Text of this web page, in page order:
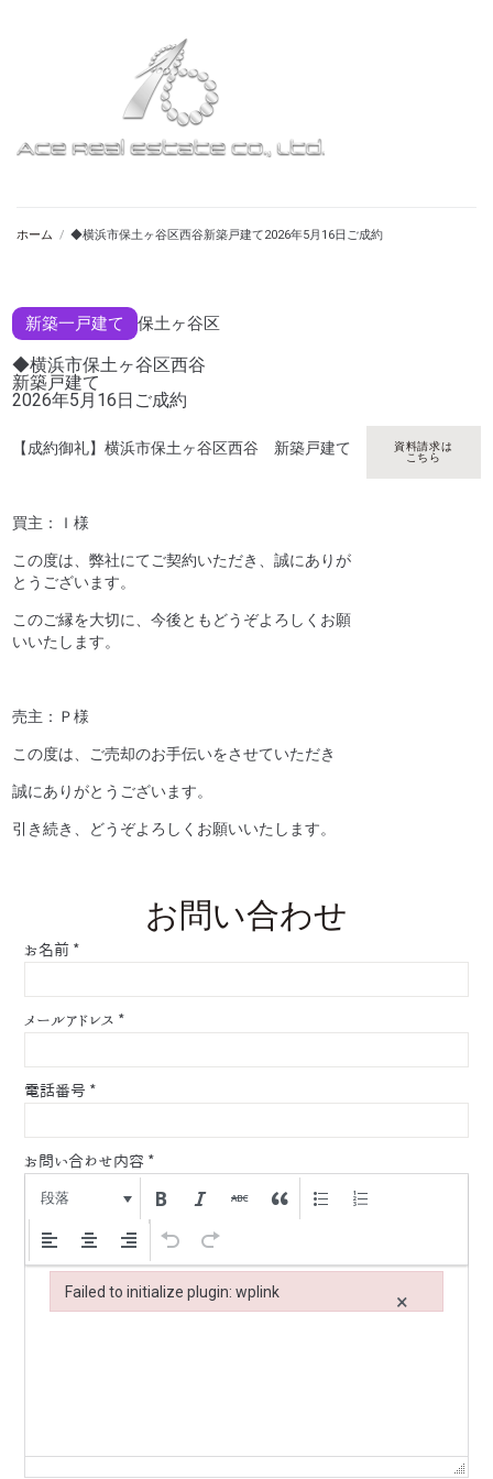
ホーム / ◆横浜市保土ヶ谷区西谷新築戸建て2026年5月16日ご成約
新築一戸建て 保土ヶ谷区
◆横浜市保土ヶ谷区西谷
新築戸建て
2026年5月16日ご成約
【成約御礼】横浜市保土ヶ谷区西谷 新築戸建て
買主：Ｉ様
この度は、弊社にてご契約いただき、誠にありが
とうございます。
このご縁を大切に、今後ともどうぞよろしくお願
いいたします。
売主：Ｐ様
この度は、ご売却のお手伝いをさせていただき
誠にありがとうございます。
引き続き、どうぞよろしくお願いいたします。
資料請求は
こちら
お問い合わせ
お名前 *
メールアドレス *
電話番号 *
お問い合わせ内容 *
段落
Failed to initialize plugin: wplink ×
Failed to initialize plugin: wplink